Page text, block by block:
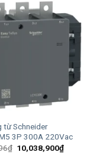
từ Schneider
3P 300A 220Vac
₫ Giá
10,038,900₫Giá